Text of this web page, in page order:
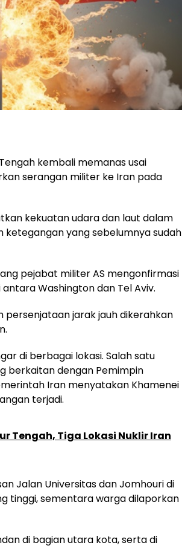
kembali memanas usai
serangan militer ke Iran pada
kekuatan udara dan laut dalam
ketegangan yang sebelumnya sudah
pejabat militer AS mengonfirmasi
Washington dan Tel Aviv.
jarak jauh dikerahkan
di berbagai lokasi. Salah satu
berkaitan dengan Pemimpin
Iran menyatakan Khamenei
terjadi.
Tengah, Tiga Lokasi Nuklir Iran
Jalan Universitas dan Jomhouri di
tinggi, sementara warga dilaporkan
di bagian utara kota, serta di